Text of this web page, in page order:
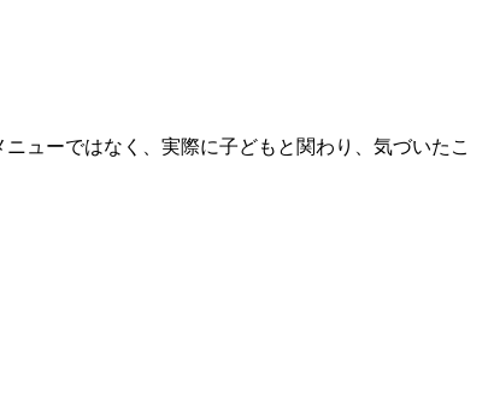
ューではなく、実際に子どもと関わり、気づいたこ